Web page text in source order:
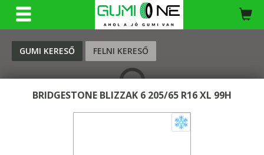
GUMI KERESŐ FELNI KERESŐ
KERESÉS
BRIDGESTONE BLIZZAK 6 205/65 R16 XL 99H